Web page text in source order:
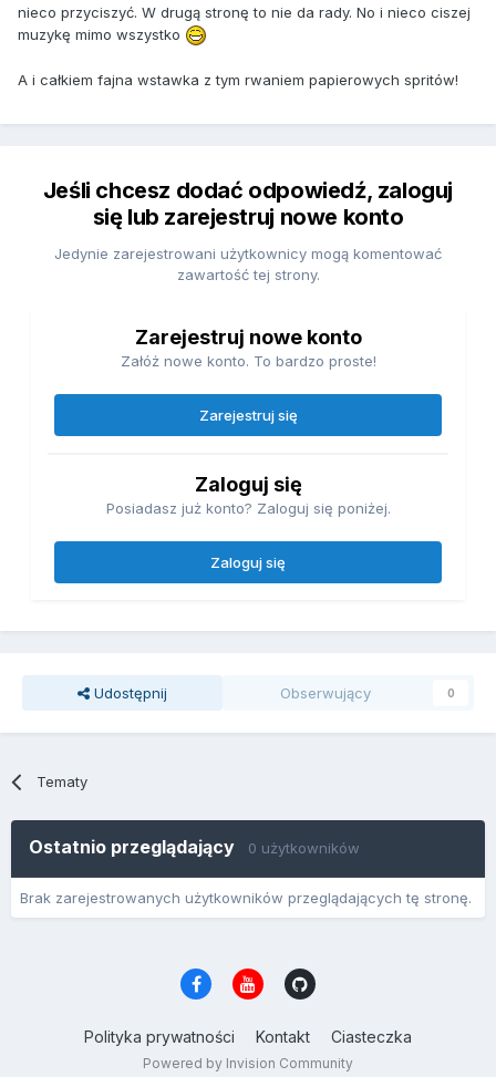
nieco przyciszyć. W drugą stronę to nie da rady. No i nieco ciszej
muzykę mimo wszystko
A i całkiem fajna wstawka z tym rwaniem papierowych spritów!
Jeśli chcesz dodać odpowiedź, zaloguj
się lub zarejestruj nowe konto
Jedynie zarejestrowani użytkownicy mogą komentować
zawartość tej strony.
Zarejestruj nowe konto
Załóż nowe konto. To bardzo proste!
Zarejestruj się
Zaloguj się
Posiadasz już konto? Zaloguj się poniżej.
Zaloguj się
Udostępnij Obserwujący 0
Tematy
Ostatnio przeglądający 0 użytkowników
Brak zarejestrowanych użytkowników przeglądających tę stronę.
Polityka prywatności Kontakt Ciasteczka
Powered by Invision Community